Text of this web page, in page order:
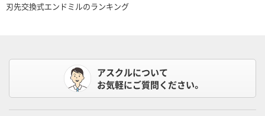
刃先交換式エンドミルのランキング
アスクルについて
お気軽にご質問ください。